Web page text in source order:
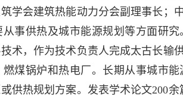
学会建筑热能动力分会副理事长；
事供热及城市能源规划等方面研
术，作为技术负责人完成太古长输
煤锅炉和热电厂。长期从事城市
供热规划方案。发表学术论文200